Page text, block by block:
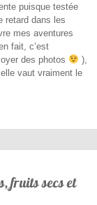
puisque testée
retard dans les
mes aventures
fait, c’est
des photos
),
vaut vraiment le
fruits secs et